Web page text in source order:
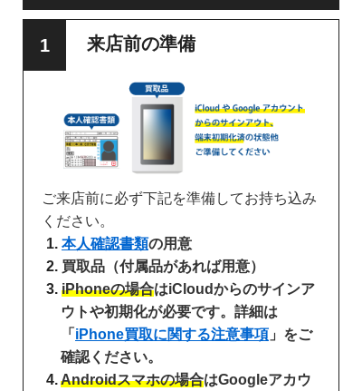
来店前の準備
ご来店前に必ず下記を準備してお持ち込み
ください。
本人確認書類の用意
買取品（付属品があれば用意）
iPhoneの場合はiCloudからのサインア
ウトや初期化が必要です。詳細は
「 iPhone買取に関する注意事項 」をご
確認ください。
Androidスマホの場合はGoogleアカウ